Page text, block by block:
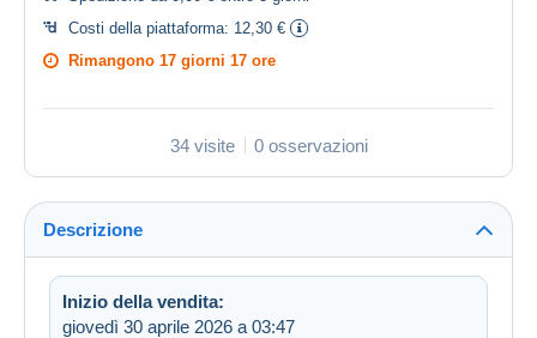
Costi della piattaforma: 12,30 €
Rimangono 17 giorni 17 ore
34 visite 0 osservazioni
Descrizione
Inizio della vendita:
giovedì 30 aprile 2026 a 03:47